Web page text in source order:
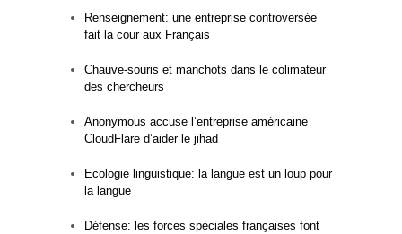
Renseignement: une entreprise controversée
fait la cour aux Français
Chauve-souris et manchots dans le colimateur
des chercheurs
Anonymous accuse l’entreprise américaine
CloudFlare d’aider le jihad
Ecologie linguistique: la langue est un loup pour
la langue
Défense: les forces spéciales françaises font